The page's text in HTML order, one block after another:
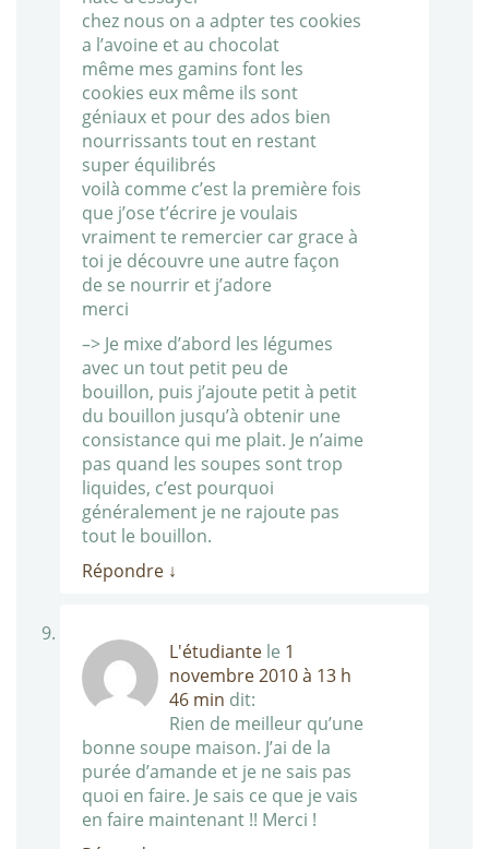
chez nous on a adpter tes cookies
a l’avoine et au chocolat
même mes gamins font les
cookies eux même ils sont
géniaux et pour des ados bien
nourrissants tout en restant
super équilibrés
voilà comme c’est la première fois
que j’ose t’écrire je voulais
vraiment te remercier car grace à
toi je découvre une autre façon
de se nourrir et j’adore
merci
–> Je mixe d’abord les légumes
avec un tout petit peu de
bouillon, puis j’ajoute petit à petit
du bouillon jusqu’à obtenir une
consistance qui me plait. Je n’aime
pas quand les soupes sont trop
liquides, c’est pourquoi
généralement je ne rajoute pas
tout le bouillon.
Répondre ↓
L'étudiante le 1
novembre 2010 à 13 h
46 min dit:
Rien de meilleur qu’une
bonne soupe maison. J’ai de la
purée d’amande et je ne sais pas
quoi en faire. Je sais ce que je vais
en faire maintenant !! Merci !